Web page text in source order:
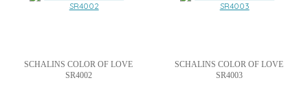
SCHALINS COLOR OF LOVE
SR4002
SCHALINS COLOR OF LOVE
SR4003